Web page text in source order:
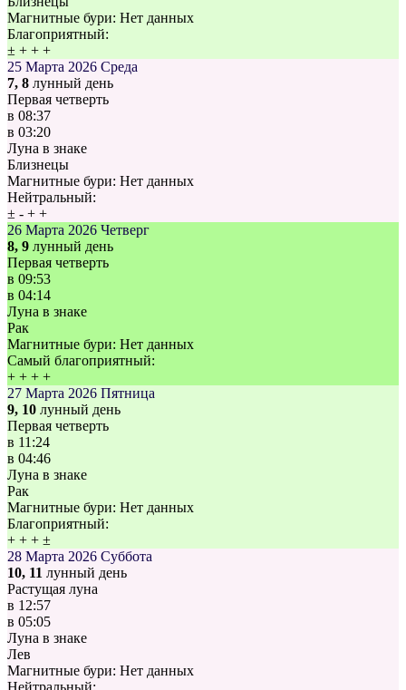
Магнитные бури: Нет данных
Благоприятный:
± + + +
25 Марта 2026 Среда
7, 8 лунный день
Первая четверть
в 08:37
в 03:20
Луна в знаке
Близнецы
Магнитные бури: Нет данных
Нейтральный:
± - + +
26 Марта 2026 Четверг
8, 9 лунный день
Первая четверть
в 09:53
в 04:14
Луна в знаке
Рак
Магнитные бури: Нет данных
Самый благоприятный:
+ + + +
27 Марта 2026 Пятница
9, 10 лунный день
Первая четверть
в 11:24
в 04:46
Луна в знаке
Рак
Магнитные бури: Нет данных
Благоприятный:
+ + + ±
28 Марта 2026 Суббота
10, 11 лунный день
Растущая луна
в 12:57
в 05:05
Луна в знаке
Лев
Магнитные бури: Нет данных